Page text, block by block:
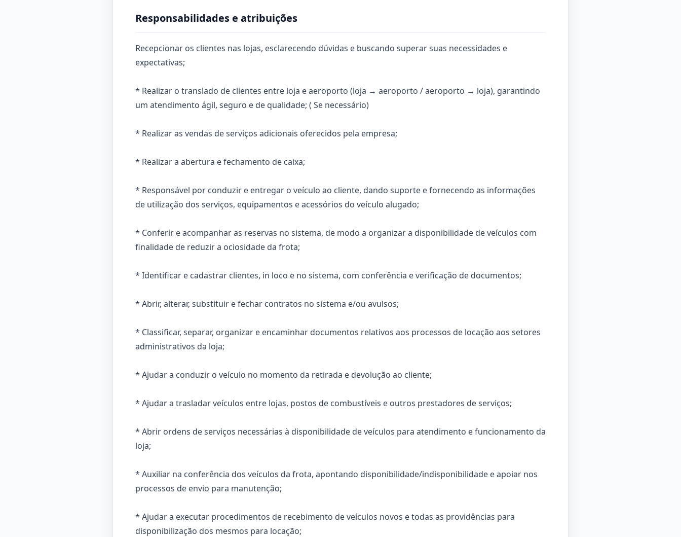
Responsabilidades e atribuições
Recepcionar os clientes nas lojas, esclarecendo dúvidas e buscando superar suas necessidades e
expectativas;
* Realizar o translado de clientes entre loja e aeroporto (loja → aeroporto / aeroporto → loja), garantindo
um atendimento ágil, seguro e de qualidade; ( Se necessário)
* Realizar as vendas de serviços adicionais oferecidos pela empresa;
* Realizar a abertura e fechamento de caixa;
* Responsável por conduzir e entregar o veículo ao cliente, dando suporte e fornecendo as informações
de utilização dos serviços, equipamentos e acessórios do veículo alugado;
* Conferir e acompanhar as reservas no sistema, de modo a organizar a disponibilidade de veículos com
finalidade de reduzir a ociosidade da frota;
* Identificar e cadastrar clientes, in loco e no sistema, com conferência e verificação de documentos;
* Abrir, alterar, substituir e fechar contratos no sistema e/ou avulsos;
* Classificar, separar, organizar e encaminhar documentos relativos aos processos de locação aos setores
administrativos da loja;
* Ajudar a conduzir o veículo no momento da retirada e devolução ao cliente;
* Ajudar a trasladar veículos entre lojas, postos de combustíveis e outros prestadores de serviços;
* Abrir ordens de serviços necessárias à disponibilidade de veículos para atendimento e funcionamento da
loja;
* Auxiliar na conferência dos veículos da frota, apontando disponibilidade/indisponibilidade e apoiar nos
processos de envio para manutenção;
* Ajudar a executar procedimentos de recebimento de veículos novos e todas as providências para
disponibilização dos mesmos para locação;